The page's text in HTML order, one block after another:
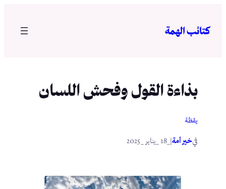
المحتوى
كتائب الهمة
بذاءة القول وفحش اللسان
يقظة
فيخير أمة